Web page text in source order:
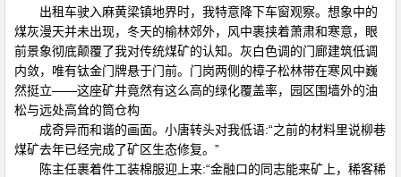
出租车驶入麻黄梁镇地界时，我特意降下车窗观察。想象中的
煤灰漫天并未出现，冬天的榆林郊外，风中裹挟着萧肃和寒意，眼
前景象彻底颠覆了我对传统煤矿的认知。灰白色调的门廊建筑低调
内敛，唯有钛金门牌悬于门前。门岗两侧的樟子松林带在寒风中巍
然挺立——这座矿井竟然有这么高的绿化覆盖率，园区围墙外的油
松与远处高耸的筒仓构
成奇异而和谐的画面。小唐转头对我低语:“之前的材料里说柳巷
煤矿去年已经完成了矿区生态修复。”
陈主任裹着件工装棉服迎上来:“金融口的同志能来矿上，稀客稀